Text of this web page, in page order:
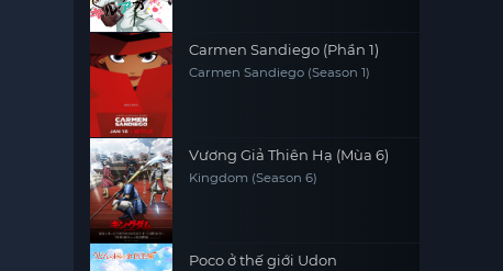
Carmen Sandiego (Phần 1)
Carmen Sandiego (Season 1)
Vương Giả Thiên Hạ (Mùa 6)
Kingdom (Season 6)
Poco ở thế giới Udon